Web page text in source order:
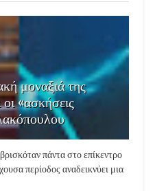
μοναξιά της
«ασκήσεις
πάντα στο επίκεντρο
περίοδος αναδεικνύει μια